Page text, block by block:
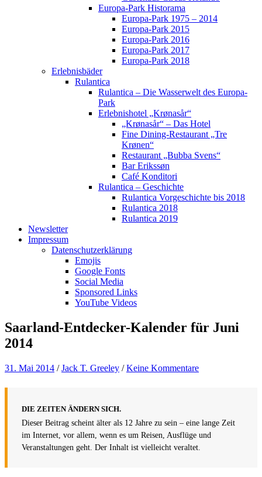
Europa-Park Historama
Europa-Park 1975 – 2014
Europa-Park 2015
Europa-Park 2016
Europa-Park 2017
Europa-Park 2018
Erlebnisbäder
Rulantica
Rulantica – Die Wasserwelt des Europa-
Park
Erlebnishotel „Krønasår“
„Krønasår“ – Das Hotel
Fine Dining-Restaurant „Tre
Krønen“
Restaurant „Bubba Svens“
Bar Erikssøn
Café Konditori
Rulantica – Geschichte
Rulantica Vorgeschichte bis 2018
Rulantica 2018
Rulantica 2019
Newsletter
Impressum
Datenschutzerklärung
Emojis
Google Fonts
Social Media
Sponsored Links
YouTube Videos
Saarland-Entdecker-Kalender für Juni
2014
31. Mai 2014 /Jack T. Greeley /Keine Kommentare
DIE ZEITEN ÄNDERN SICH.
Dieser Beitrag scheint älter als 12 Jahre zu sein – eine lange Zeit
im Internet, vor allem, wenn es um Reisen, Ausflüge und
Veranstaltungen geht. Der Inhalt ist vielleicht veraltet.